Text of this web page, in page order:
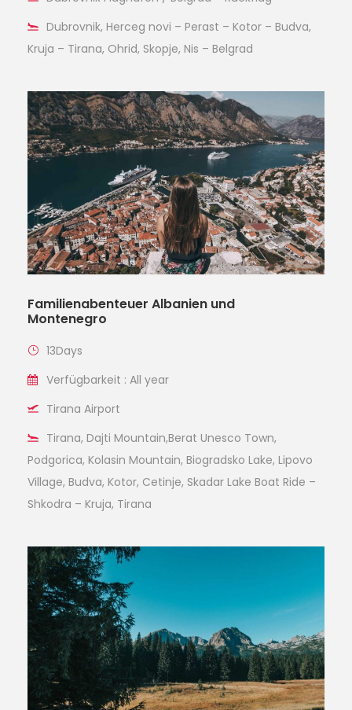
Dubrovnik, Herceg novi – Perast – Kotor – Budva,
Kruja – Tirana, Ohrid, Skopje, Nis – Belgrad
Familienabenteuer Albanien und
Montenegro
13Days
Verfügbarkeit : All year
Tirana Airport
Tirana, Dajti Mountain,Berat Unesco Town,
Podgorica, Kolasin Mountain, Biogradsko Lake, Lipovo
Village, Budva, Kotor, Cetinje, Skadar Lake Boat Ride –
Shkodra – Kruja, Tirana